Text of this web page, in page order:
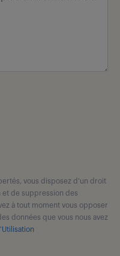
vous disposez d'un droit
de suppression des
à tout moment vous opposer
données que vous nous avez